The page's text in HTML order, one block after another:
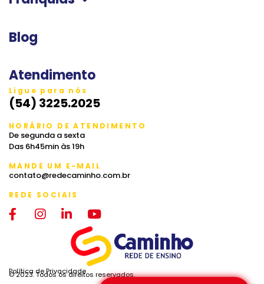
Blog
Atendimento
Ligue para nós
(54) 3225.2025
HORÁRIO DE ATENDIMENTO
De segunda a sexta
Das 6h45min às 19h
MANDE UM E-MAIL
contato@redecaminho.com.br
REDE SOCIAIS
Política de Privacidade
© 2023. Todos os direitos reservados.